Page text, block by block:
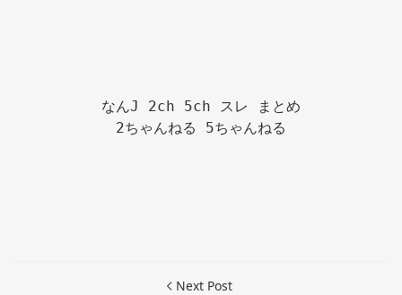
なんJ 2ch 5ch スレ まとめ
2ちゃんねる 5ちゃんねる
Next Post